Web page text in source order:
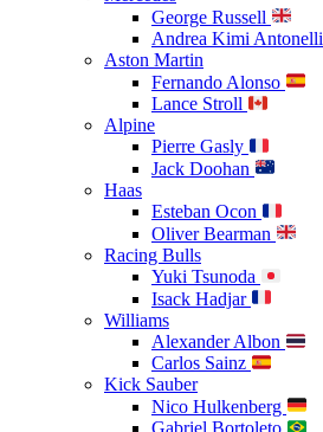
George Russell
Andrea Kimi Antonelli
Aston Martin
Fernando Alonso
Lance Stroll
Alpine
Pierre Gasly
Jack Doohan
Haas
Esteban Ocon
Oliver Bearman
Racing Bulls
Yuki Tsunoda
Isack Hadjar
Williams
Alexander Albon
Carlos Sainz
Kick Sauber
Nico Hulkenberg